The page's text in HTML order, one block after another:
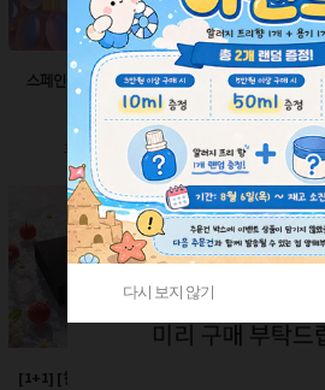
스페인산 향료-향수향
2ml
회원공개
스페인산 향료-비누향
2ml
회원공개
[1+1] [한정판매]매트블
다시 보지 않기
다시 보지 않기